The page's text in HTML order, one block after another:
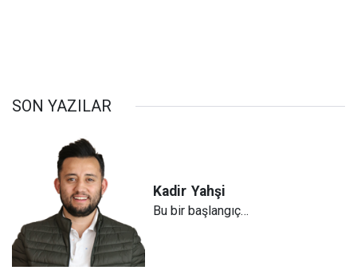
SON YAZILAR
Kadir Yahşi
Bu bir başlangıç…